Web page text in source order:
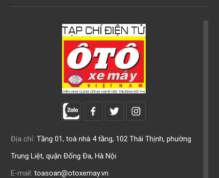
Địa chỉ: Tầng 01, toà nhà 4 tầng, 102 Thái Thịnh, phường
Trung Liệt, quận Đống Đa, Hà Nội
E-mail: toasoan@otoxemay.vn